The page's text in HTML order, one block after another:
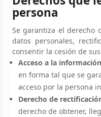
persona
Se garantiza el derecho
datos personales,
consentir la cesión de
Acceso a la
en forma tal que se
acceso por la persona
Derecho de
derecho de obtener,